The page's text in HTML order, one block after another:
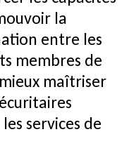
la
entre les
membres de
maîtriser
services de